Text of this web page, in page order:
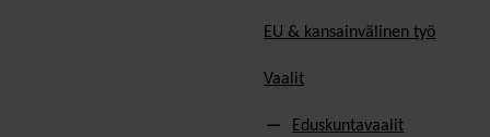
EU & kansainvälinen työ
Vaalit
Eduskuntavaalit